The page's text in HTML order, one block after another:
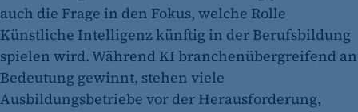
Cookie Laufzeit:
Session
Cookie Consent
Name:
auch die Frage in den Fokus, welche Rolle
Künstliche Intelligenz künftig in der Berufsbildung
spielen wird. Während KI branchenübergreifend an
Bedeutung gewinnt, stehen viele
Ausbildungsbetriebe vor der Herausforderung,